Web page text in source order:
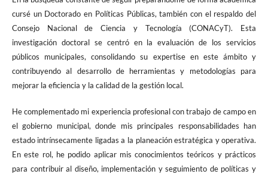
cursé un Doctorado en Políticas Públicas, también con el respaldo del
Consejo Nacional de Ciencia y Tecnología (CONACyT). Esta
investigación doctoral se centró en la evaluación de los servicios
públicos municipales, consolidando su expertise en este ámbito y
contribuyendo al desarrollo de herramientas y metodologías para
mejorar la eficiencia y la calidad de la gestión local.
He complementado mi experiencia profesional con trabajo de campo en
el gobierno municipal, donde mis principales responsabilidades han
estado intrínsecamente ligadas a la planeación estratégica y operativa.
En este rol, he podido aplicar mis conocimientos teóricos y prácticos
para contribuir al diseño, implementación y seguimiento de políticas y